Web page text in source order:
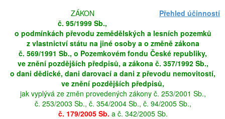
Přehled účinností
ZÁKON
č. 95/1999 Sb.,
o podmínkách převodu zemědělských a lesních pozemků
z vlastnictví státu na jiné osoby a o změně zákona
č. 569/1991 Sb., o Pozemkovém fondu České republiky,
ve znění pozdějších předpisů, a zákona č. 357/1992 Sb.,
o dani dědické, dani darovací a dani z převodu nemovitostí,
ve znění pozdějších předpisů,
jak vyplývá ze změn provedených zákony č. 253/2001 Sb.,
č. 253/2003 Sb., č. 354/2004 Sb., č. 94/2005 Sb.,
č. 179/2005 Sb. a č. 342/2005 Sb.